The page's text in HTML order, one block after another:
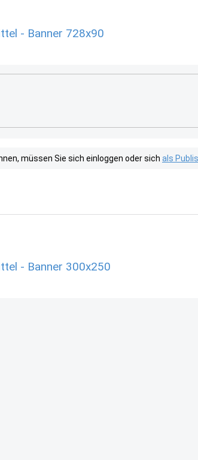
- Banner 728x90
müssen Sie sich einloggen oder sich als
- Banner 300x250